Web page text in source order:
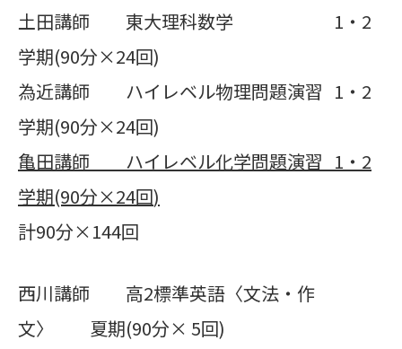
土田講師 東大理科数学 1・2
学期(90分×24回)
為近講師 ハイレベル物理問題演習 1・2
学期(90分×24回)
亀田講師 ハイレベル化学問題演習 1 ・ 2
学期(90分×24回)
計90分×144回
西川講師 高2標準英語〈文法・作
文〉 夏期(90分× 5回)